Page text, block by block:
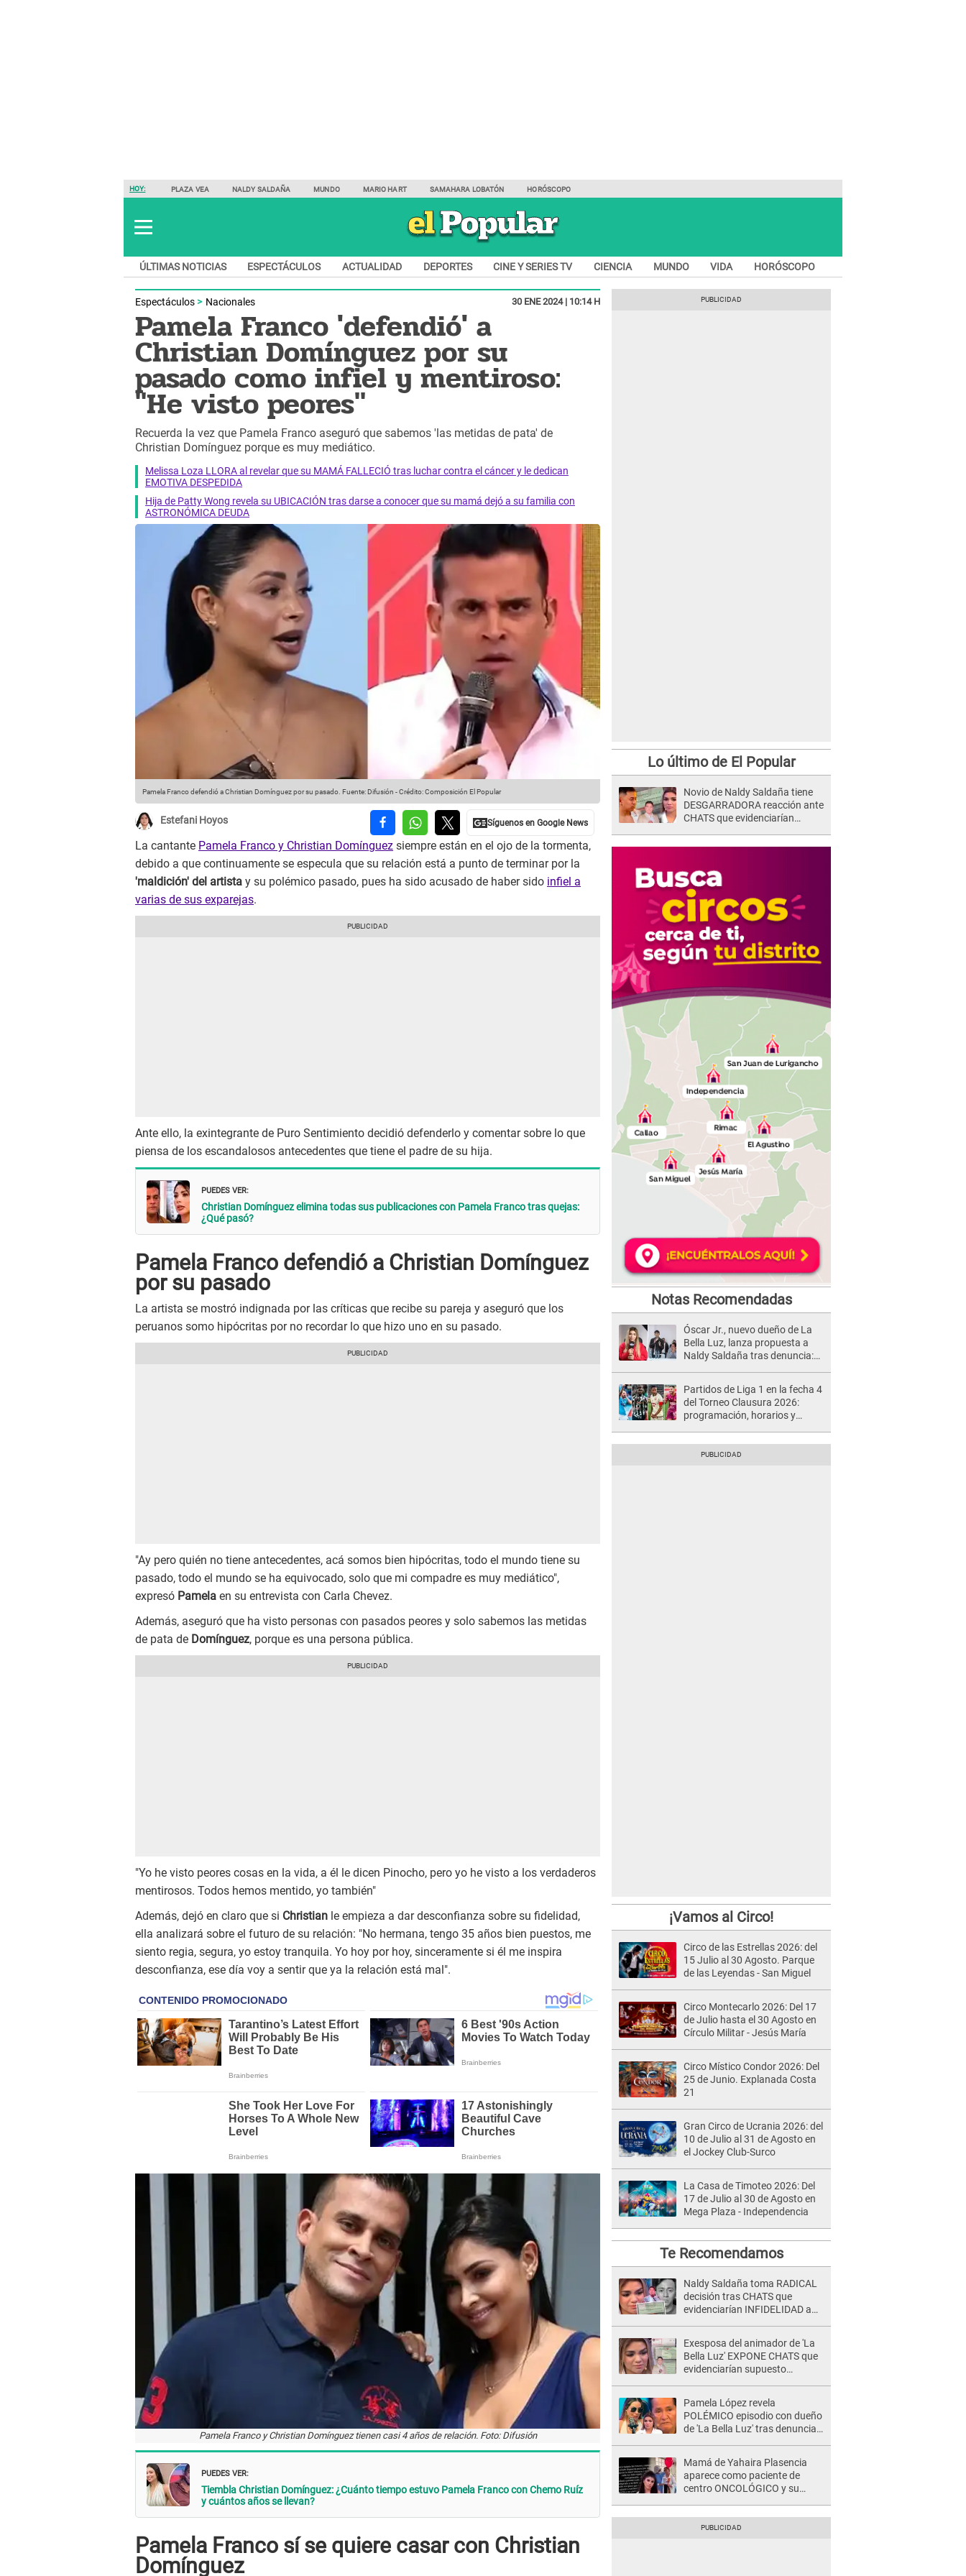
HOY: PLAZA VEA NALDY SALDAÑA MUNDO MARIO HART SAMAHARA LOBATÓN HORÓSCOPO
ÚLTIMAS NOTICIAS ESPECTÁCULOS ACTUALIDAD DEPORTES CINE Y SERIES TV CIENCIA MUNDO VIDA HORÓSCOPO
Espectáculos Nacionales 30 ENE 2024 | 10:14 H
Pamela Franco 'defendió' a
Christian Domínguez por su
pasado como infiel y mentiroso:
"He visto peores"
Recuerda la vez que Pamela Franco aseguró que sabemos 'las metidas de pata' de
Christian Domínguez porque es muy mediático.
Melissa Loza LLORA al revelar que su MAMÁ FALLECIÓ tras luchar contra el cáncer y le dedican
EMOTIVA DESPEDIDA
Hija de Patty Wong revela su UBICACIÓN tras darse a conocer que su mamá dejó a su familia con
ASTRONÓMICA DEUDA
Pamela Franco defendió a Christian Domínguez por su pasado. Fuente: Difusión -Crédito: Composición El Popular
Estefani Hoyos
La cantante Pamela Franco y Christian Domínguez siempre están en el ojo de la tormenta,
debido a que continuamente se especula que su relación está a punto de terminar por la
'maldición' del artista y su polémico pasado, pues ha sido acusado de haber sido infiel a
varias de sus exparejas.
Ante ello, la exintegrante de Puro Sentimiento decidió defenderlo y comentar sobre lo que
piensa de los escandalosos antecedentes que tiene el padre de su hija.
PUEDES VER:
Christian Domínguez elimina todas sus publicaciones con Pamela Franco tras quejas:
¿Qué pasó?
Pamela Franco defendió a Christian Domínguez
por su pasado
La artista se mostró indignada por las críticas que recibe su pareja y aseguró que los
peruanos somo hipócritas por no recordar lo que hizo uno en su pasado.
"Ay pero quién no tiene antecedentes, acá somos bien hipócritas, todo el mundo tiene su
pasado, todo el mundo se ha equivocado, solo que mi compadre es muy mediático",
expresó Pamela en su entrevista con Carla Chevez.
Además, aseguró que ha visto personas con pasados peores y solo sabemos las metidas
de pata de Domínguez, porque es una persona pública.
"Yo he visto peores cosas en la vida, a él le dicen Pinocho, pero yo he visto a los verdaderos
mentirosos. Todos hemos mentido, yo también"
Además, dejó en claro que si Christian le empieza a dar desconfianza sobre su fidelidad,
ella analizará sobre el futuro de su relación: "No hermana, tengo 35 años bien puestos, me
siento regia, segura, yo estoy tranquila. Yo hoy por hoy, sinceramente si él me inspira
desconfianza, ese día voy a sentir que ya la relación está mal".
Pamela Franco y Christian Domínguez tienen casi 4 años de relación. Foto: Difusión
PUEDES VER:
Tiembla Christian Domínguez: ¿Cuánto tiempo estuvo Pamela Franco con Chemo Ruíz
y cuántos años se llevan?
Pamela Franco sí se quiere casar con Christian
Domínguez
Lo último de El Popular
Novio de Naldy Saldaña tiene
DESGARRADORA reacción ante
CHATS que evidenciarían
Notas Recomendadas
Óscar Jr., nuevo dueño de La
Bella Luz, lanza propuesta a
Naldy Saldaña tras denuncia:
Partidos de Liga 1 en la fecha 4
del Torneo Clausura 2026:
programación, horarios y
¡Vamos al Circo!
Circo de las Estrellas 2026: del
15 Julio al 30 Agosto. Parque
de las Leyendas - San Miguel
Circo Montecarlo 2026: Del 17
de Julio hasta el 30 Agosto en
Círculo Militar - Jesús María
Circo Místico Condor 2026: Del
25 de Junio. Explanada Costa
21
Gran Circo de Ucrania 2026: del
10 de Julio al 31 de Agosto en
el Jockey Club-Surco
La Casa de Timoteo 2026: Del
17 de Julio al 30 de Agosto en
Mega Plaza - Independencia
Te Recomendamos
Naldy Saldaña toma RADICAL
decisión tras CHATS que
evidenciarían INFIDELIDAD a
Exesposa del animador de 'La
Bella Luz' EXPONE CHATS que
evidenciarían supuesto
Pamela López revela
POLÉMICO episodio con dueño
de 'La Bella Luz' tras denuncia
Mamá de Yahaira Plasencia
aparece como paciente de
centro ONCOLÓGICO y su